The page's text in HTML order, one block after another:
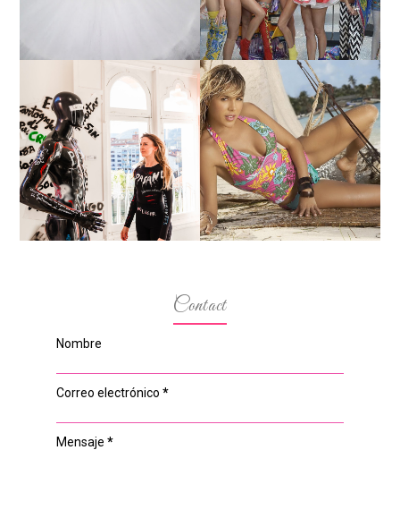
MARGA GONZÁLEZ Y
ELIA FERNÁNDEZ
DIALOGAN EN ESPACIO
DEL ANONIMATO, LA
CASA ROSA DE OVIEDO
LA ALTURA DE LAS
MODELOS MAS
BAJITAS
Contact
Nombre
Correo electrónico *
Mensaje *